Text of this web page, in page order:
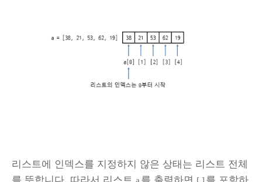
리스트에 인덱스를 지정하지 않은 상태는 리스트 전체